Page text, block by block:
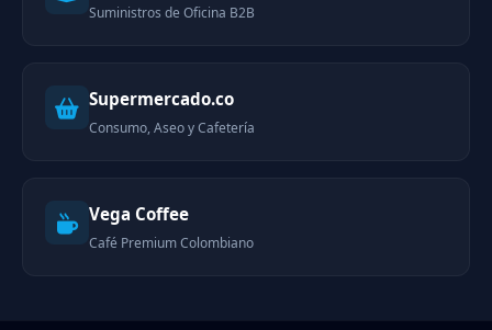
Suministros de Oficina B2B
Supermercado.co
Consumo, Aseo y Cafetería
Vega Coffee
Café Premium Colombiano